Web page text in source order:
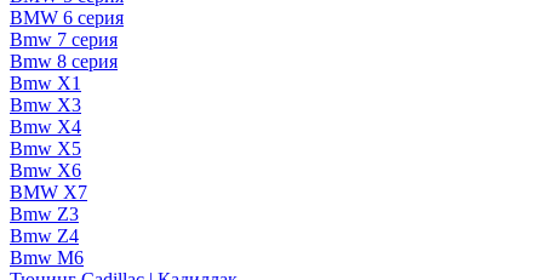
BMW 6 серия
Bmw 7 серия
Bmw 8 серия
Bmw X1
Bmw X3
Bmw X4
Bmw X5
Bmw X6
BMW X7
Bmw Z3
Bmw Z4
Bmw М6